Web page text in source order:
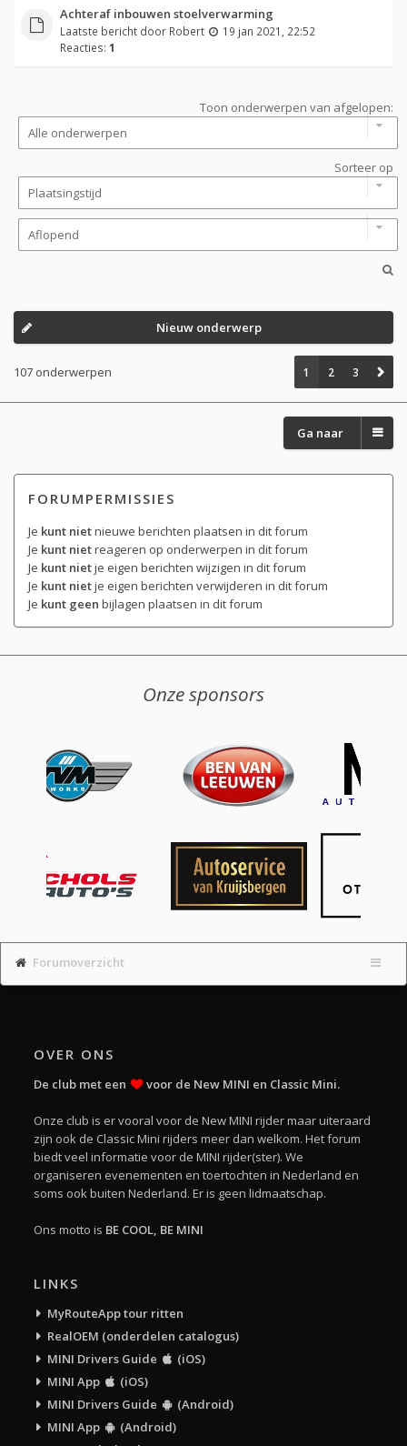
Achteraf inbouwen stoelverwarming
Laatste bericht door Robert
19 jan 2021, 22:52
Reacties: 1
Toon onderwerpen van afgelopen:
Sorteer op
Nieuw onderwerp
107 onderwerpen 1 2 3
Ga naar
FORUMPERMISSIES
Je kunt nietnieuwe berichten plaatsen in dit forum
Je kunt nietreageren op onderwerpen in dit forum
Je kunt nietje eigen berichten wijzigen in dit forum
Je kunt nietje eigen berichten verwijderen in dit forum
Je kunt geen bijlagen plaatsen in dit forum
Onze sponsors
Forumoverzicht
OVER ONS
De club met een voor de New MINI en Classic Mini.
Onze club is er vooral voor de New MINI rijder maar uiteraard
zijn ook de Classic Mini rijders meer dan welkom. Het forum
biedt veel informatie voor de MINI rijder(ster). We
organiseren evenementen en toertochten in Nederland en
soms ook buiten Nederland. Er is geen lidmaatschap.
Ons motto is BE COOL, BE MINI
LINKS
MyRouteApp tour ritten
RealOEM (onderdelen catalogus)
MINI Drivers Guide
(iOS)
MINI App
(iOS)
MINI Drivers Guide
(Android)
MINI App
(Android)